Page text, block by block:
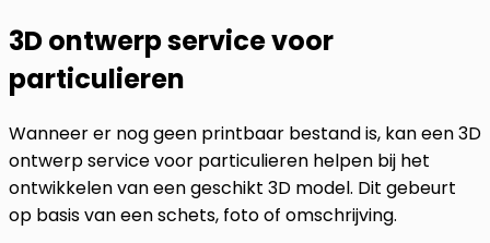
3D ontwerp service voor
particulieren
Wanneer er nog geen printbaar bestand is, kan een 3D
ontwerp service voor particulieren helpen bij het
ontwikkelen van een geschikt 3D model. Dit gebeurt
op basis van een schets, foto of omschrijving.